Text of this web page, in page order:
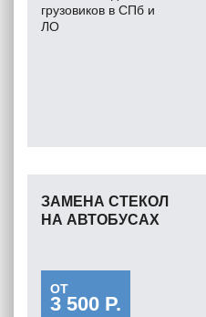
грузовиков в СПб и
ЛО
ЗАМЕНА СТЕКОЛ
НА АВТОБУСАХ
ОТ
3 500 Р.